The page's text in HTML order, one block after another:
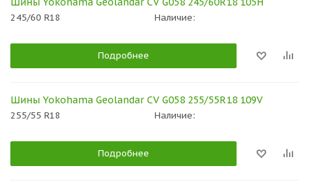
245/60 R18 Наличие:
Подробнее
Шины Yokohama Geolandar CV G058 255/55R18 109V
255/55 R18 Наличие:
Подробнее